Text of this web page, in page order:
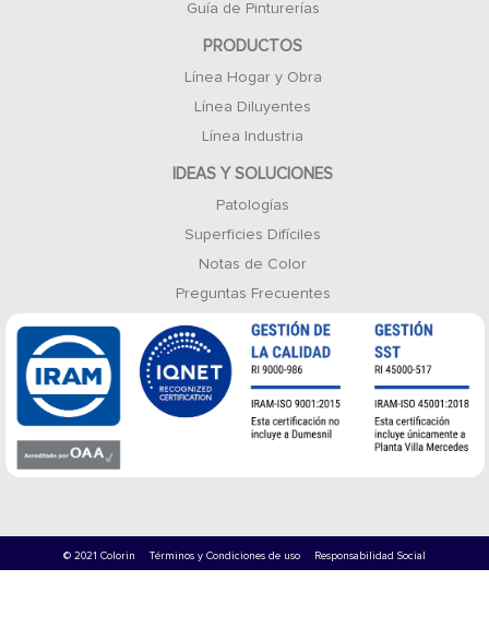
Guía de Pinturerías
PRODUCTOS
Línea Hogar y Obra
Línea Diluyentes
Línea Industria
IDEAS Y SOLUCIONES
Patologías
Superficies Difíciles
Notas de Color
Preguntas Frecuentes
© 2021 Colorin Términos y Condiciones de uso Responsabilidad Social